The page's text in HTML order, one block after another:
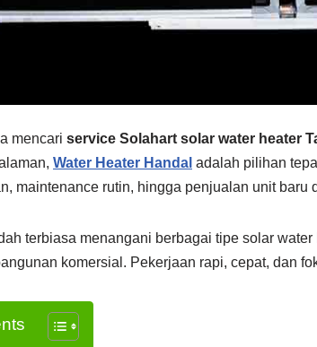
mencari service Solahart solar water heater
Water Heater Handal adalah pilihan
maintenance rutin, hingga penjualan unit baru
terbiasa menangani berbagai tipe solar
komersial. Pekerjaan rapi, cepat, dan